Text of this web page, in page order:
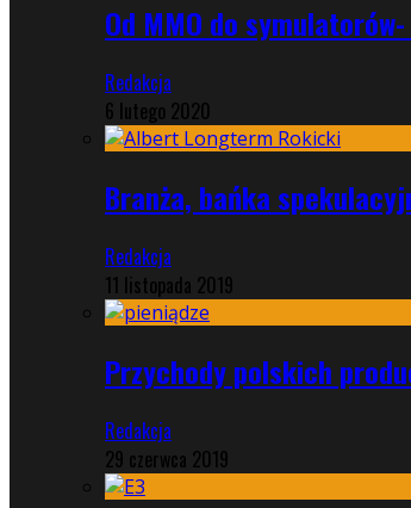
Od MMO do
Redakcja
6 lutego 2020
Branża, bańka
Redakcja
11 listopada 2019
Przychody polskich
Redakcja
29 czerwca 2019